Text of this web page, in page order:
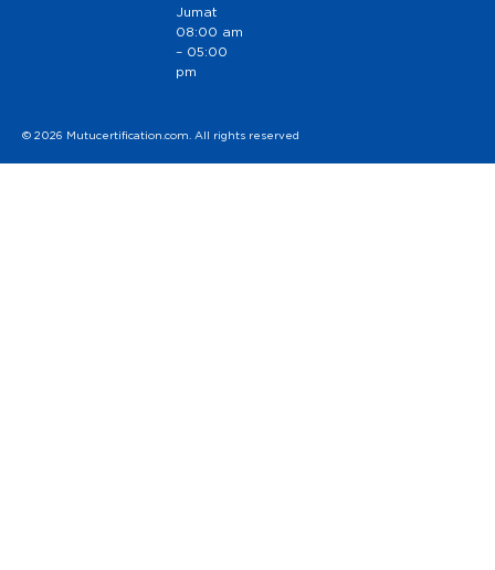
Jumat
08:00 am
– 05:00
pm
© 2026 Mutucertification.com. All rights reserved